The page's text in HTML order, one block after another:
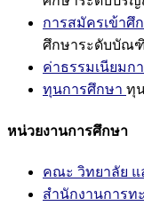
การสมัครเข้า
ศึกษาระดับบัณ
ค่าธรรมเนียมก
ทุนการศึกษา ทุ
หน่วยงานการศึกษา
คณะ วิทยาลัย แ
สำนักงานการท